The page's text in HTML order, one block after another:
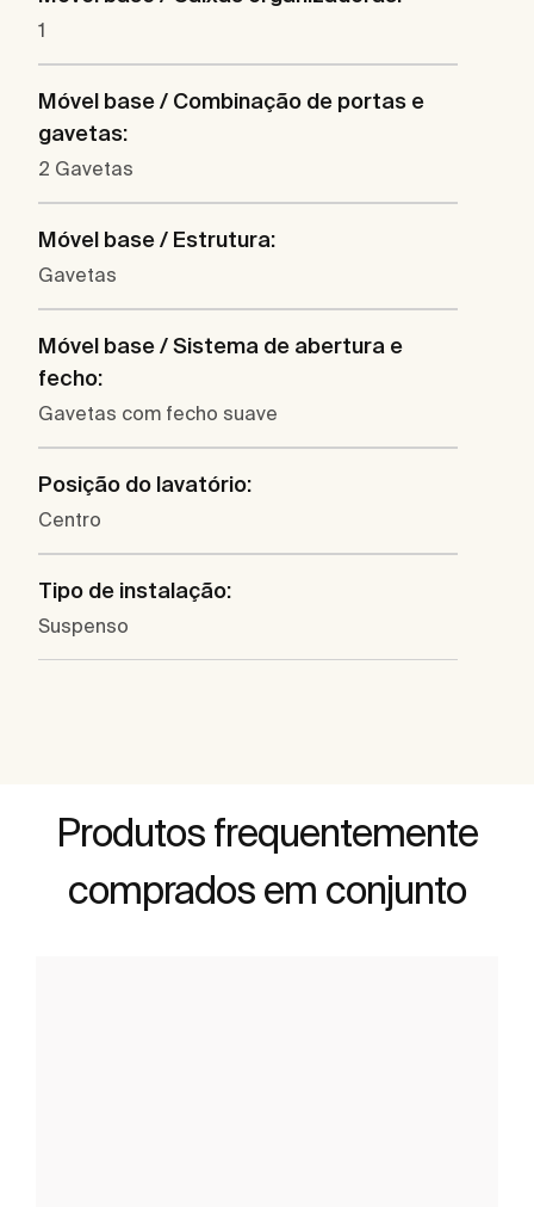
1
Móvel base / Combinação de portas e
gavetas:
2 Gavetas
Móvel base / Estrutura:
Gavetas
Móvel base / Sistema de abertura e
fecho:
Gavetas com fecho suave
Posição do lavatório:
Centro
Tipo de instalação:
Suspenso
Produtos frequentemente
comprados em conjunto